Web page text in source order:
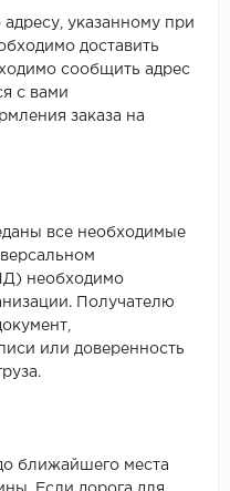
указанному при
доставить
сообщить адрес
с вами
заказа на
все необходимые
необходимо
Получателю
или доверенность
ближайшего места